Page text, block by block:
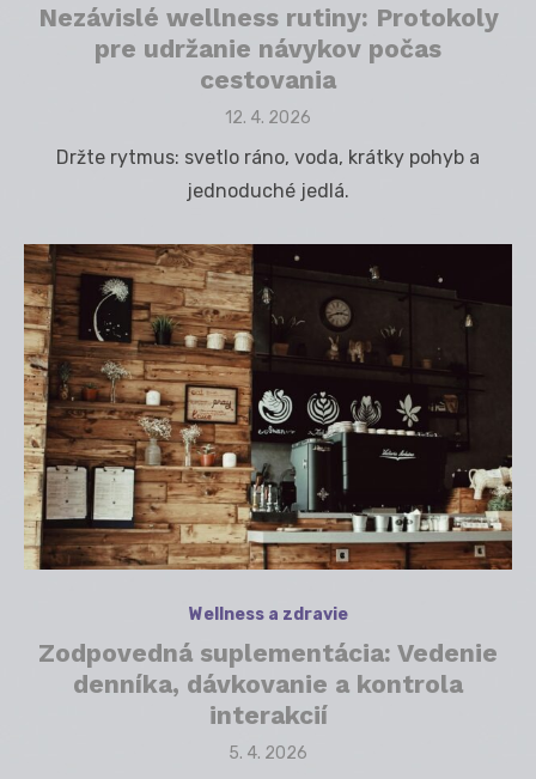
Nezávislé wellness rutiny: Protokoly
pre udržanie návykov počas
cestovania
Posted
12. 4. 2026
Držte rytmus: svetlo ráno, voda, krátky pohyb a
jednoduché jedlá.
Wellness a zdravie
Zodpovedná suplementácia: Vedenie
denníka, dávkovanie a kontrola
interakcií
Posted
5. 4. 2026